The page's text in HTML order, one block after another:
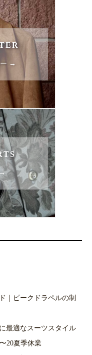
ー →
→
｜ピークドラペルの制
最適なスーツスタイル
20夏季休業